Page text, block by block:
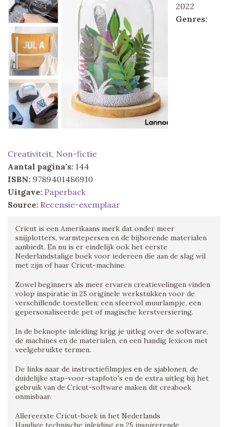
2022
Genres:
Creativiteit, Non-fictie
Aantal pagina's: 144
ISBN: 9789401486910
Uitgave: Paperback
Source: Recensie-exemplaar
Cricut is een Amerikaans merk dat onder meer
snijplotters, warmtepersen en de bijhorende materialen
aanbiedt. En nu is er eindelijk ook het eerste
Nederlandstalige boek voor iedereen die aan de slag wil
met zijn of haar Cricut-machine.
Zowel beginners als meer ervaren creatievelingen vinden
volop inspiratie in 25 originele werkstukken voor de
verschillende toestellen: een sfeervol muurlampje, een
gepersonaliseerde pet of magische kerstversiering.
In de beknopte inleiding krijg je uitleg over de software,
de machines en de materialen, en een handig lexicon met
veelgebruikte termen.
De links naar de instructiefilmpjes en de sjablonen, de
duidelijke stap-voor-stapfoto's en de extra uitleg bij het
gebruik van de Cricut-software maken dit creaboek
onmisbaar.
Allereerste Cricut-boek in het Nederlands
Handige technische inleiding en 25 inspirerende